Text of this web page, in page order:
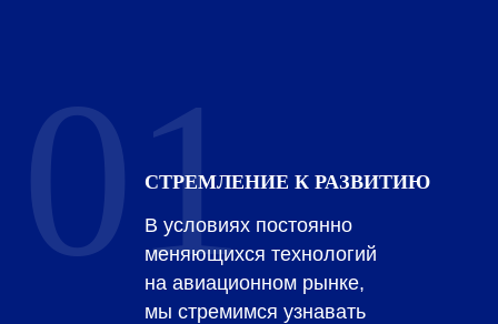
СТРЕМЛЕНИЕ К РАЗВИТИЮ
В условиях постоянно
меняющихся технологий
на авиационном рынке,
мы стремимся узнавать
01